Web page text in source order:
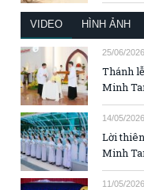
VIDEO HÌNH ẢNH
25/06/2026
Thánh
Minh
14/05/2026
Lời
Minh
11/05/2026